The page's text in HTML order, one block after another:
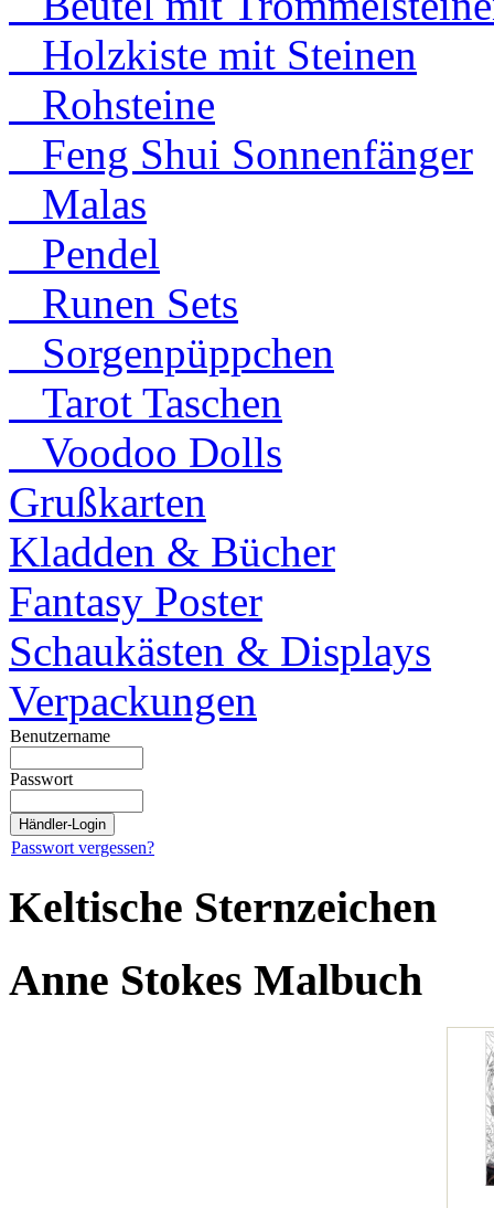
Holzkiste mit Steinen
Rohsteine
Feng Shui Sonnenfänger
Malas
Pendel
Runen Sets
Sorgenpüppchen
Tarot Taschen
Voodoo Dolls
Grußkarten
Kladden & Bücher
Fantasy Poster
Schaukästen & Displays
Verpackungen
Benutzername
Passwort
Passwort vergessen?
Keltische Sternzeichen
Anne Stokes Malbuch